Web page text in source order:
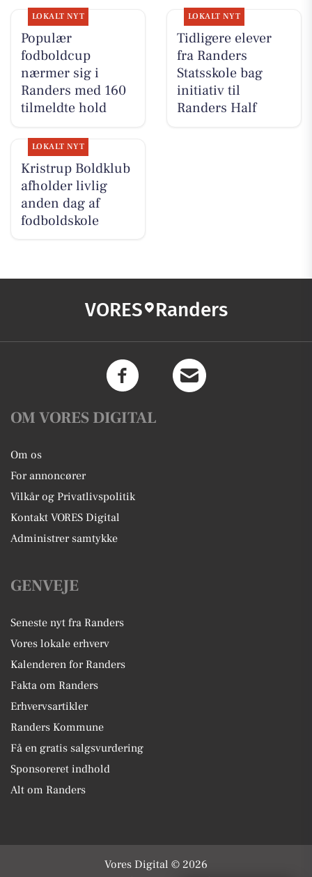
LOKALT NYT
Populær
fodboldcup
nærmer sig i
Randers med 160
tilmeldte hold
LOKALT NYT
Tidligere elever
fra Randers
Statsskole bag
initiativ til
Randers Half
LOKALT NYT
Kristrup Boldklub
afholder livlig
anden dag af
fodboldskole
VORES Randers
OM VORES DIGITAL
Om os
For annoncører
Vilkår og Privatlivspolitik
Kontakt VORES Digital
Administrer samtykke
GENVEJE
Seneste nyt fra Randers
Vores lokale erhverv
Kalenderen for Randers
Fakta om Randers
Erhvervsartikler
Randers Kommune
Få en gratis salgsvurdering
Sponsoreret indhold
Alt om Randers
Vores Digital © 2026